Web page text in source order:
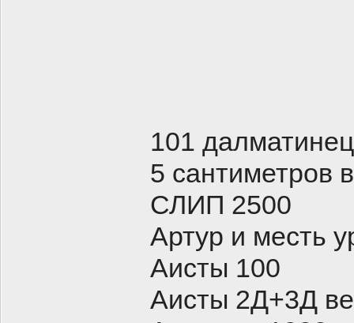
101
5 сантиметров
СЛИП 2500
Артур и месть
Аисты 100
Аисты 2Д+3Д